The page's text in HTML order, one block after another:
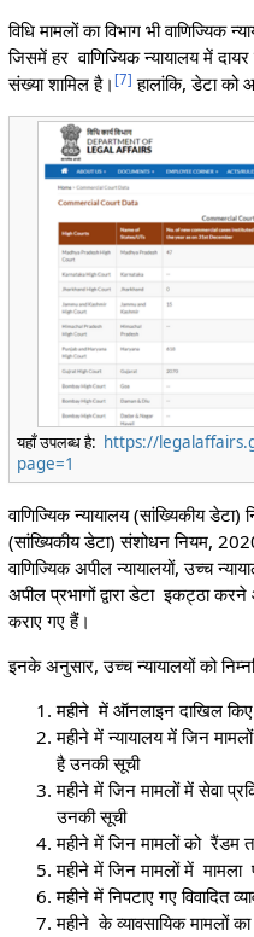
विधि मामलों का विभाग भी वाणिज्यिक
जिसमें हर वाणिज्यिक न्यायालय में
संख्या शामिल है। [7] हालांकि, डेटा को
यहाँ उपलब्ध है: https://
page=1
वाणिज्यिक न्यायालय (सांख्यिकीय
(सांख्यिकीय डेटा) संशोधन नियम,
वाणिज्यिक अपील न्यायालयों, उच्च
अपील प्रभागों द्वारा डेटा इकट्ठा
कराए गए हैं।
इनके अनुसार, उच्च न्यायालयों को
महीने में ऑनलाइन दाखिल किए
महीने में न्यायालय में जिन
है उनकी सूची
महीने में जिन मामलों में सेवा
उनकी सूची
महीने में जिन मामलों को रैंडम
महीने में जिन मामलों में
महीने में निपटाए गए विवादित
महीने के व्यावसायिक मामलों का